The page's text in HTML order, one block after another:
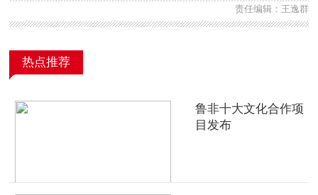
责任编辑：王逸群
热点推荐
鲁非十大文化合作项
目发布